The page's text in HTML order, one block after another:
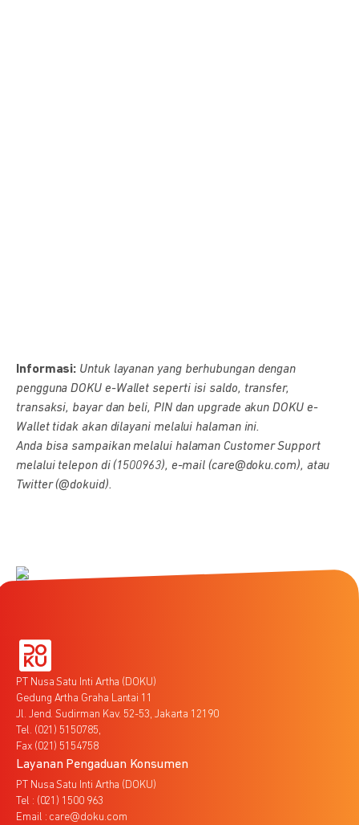
Informasi: Untuk layanan yang berhubungan dengan
pengguna DOKU e-Wallet seperti isi saldo, transfer,
transaksi, bayar dan beli, PIN dan upgrade akun DOKU e-
Wallet tidak akan dilayani melalui halaman ini.
Anda bisa sampaikan melalui halaman Customer Support
melalui telepon di (1500963), e-mail (care@doku.com), atau
Twitter (@dokuid).
PT Nusa Satu Inti Artha (DOKU)
Gedung Artha Graha Lantai 11
Jl. Jend. Sudirman Kav. 52-53, Jakarta 12190
Tel. (021) 5150785,
Fax (021) 5154758
Layanan Pengaduan Konsumen
PT Nusa Satu Inti Artha (DOKU)
Tel : (021) 1500 963
Email : care@doku.com